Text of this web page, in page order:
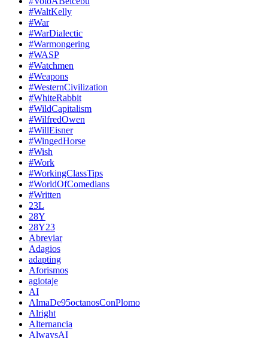
#WaltKelly
#War
#WarDialectic
#Warmongering
#WASP
#Watchmen
#Weapons
#WesternCivilization
#WhiteRabbit
#WildCapitalism
#WilfredOwen
#WillEisner
#WingedHorse
#Wish
#Work
#WorkingClassTips
#WorldOfComedians
#Written
23L
28Y
28Y23
Abreviar
Adagios
adapting
Aforismos
agiotaje
AI
AlmaDe95octanosConPlomo
Alright
Alternancia
AlwaysAI